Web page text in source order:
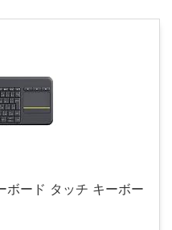
ボード タッチ キーボー